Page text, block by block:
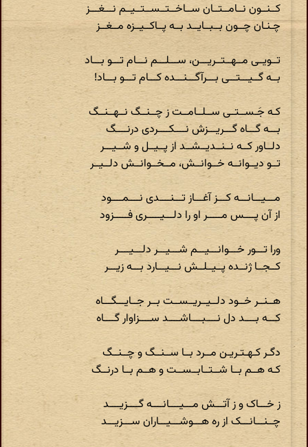
کــنــون نــامــتــان ســاخــتــســتــیــم نـــغـــز
چـنـان چــون بــبــایــد بــه پــاکــیــزه مــغــز
تــویــی مــهــتــریـــن، ســـلـــم نـــام تـــو بـــاد
بــه گــیـــتـــی بـــرآگـــنـــده کـــام تـــو بـــاد!
کـه جَـســتــی ســلــامــت ز چــنــگ نــهــنــگ
بـــه گـــاه گـــریـــزش نــــکــــردی درنــــگ
دلــاور کــه نــنــدیــشــد از پــیــل و شــیـــر
تــو دیــوانــه خــوانــش، مــخــوانــش دلــیــر
مـــیـــانـــه کـــز آغـــاز تـــنــــدی نــــمــــود
از آن پــــس مـــــر او را دلـــیـــــری فـــــزود
ورا تـــور خـــوانـــیـــم شـــیـــر دلـــیــــر
کــجــا ژنــده پــیــلــش نـــیـــارد بـــه زیـــر
هــنــر خــود دلــیــریــســت بــر جــایـــگـــاه
کـــه بــــد دل نــــبــــاشــــد ســــزاوار گــــاه
دگـر کـهـتـریـن مــرد بــا ســنــگ و چــنــگ
کـه هــم بــا شــتــابــســت و هــم بــا درنــگ
ز خـــاک و ز آتـــش مـــیــــانــــه گــــزیــــد
چــنـــانـــک از ره هـــوشـــیـــاران ســـزیـــد